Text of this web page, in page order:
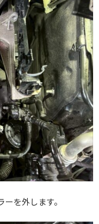
を外します。